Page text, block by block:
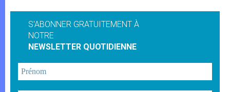
S'ABONNER GRATUITEMENT À
NOTRE
NEWSLETTER QUOTIDIENNE